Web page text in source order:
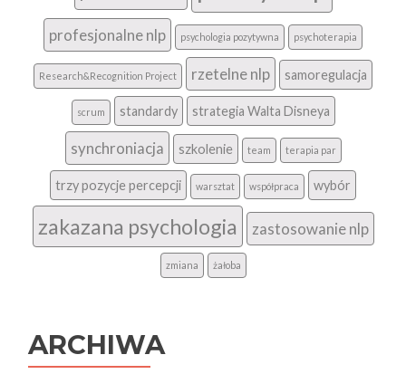
profesjonalne nlp psychologia pozytywna psychoterapia
Research&Recognition Project rzetelne nlp samoregulacja
scrum standardy strategia Walta Disneya
synchroniacja szkolenie team terapia par
trzy pozycje percepcji warsztat współpraca wybór
zakazana psychologia zastosowanie nlp
zmiana żałoba
ARCHIWA